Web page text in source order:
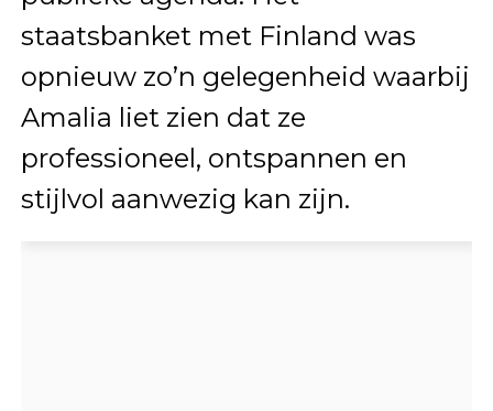
staatsbanket met Finland was
opnieuw zo’n gelegenheid waarbij
Amalia liet zien dat ze
professioneel, ontspannen en
stijlvol aanwezig kan zijn.